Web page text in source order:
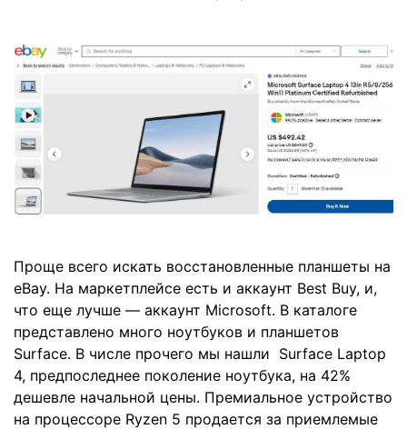
Проще всего искать восстановленные планшеты на
eBay. На маркетплейсе есть и аккаунт Best Buy, и,
что еще лучше — аккаунт Microsoft. В каталоге
представлено много ноутбуков и планшетов
Surface. В числе прочего мы нашли Surface Laptop
4, предпоследнее поколение ноутбука, на 42%
дешевле начальной цены. Премиальное устройство
на процессоре Ryzen 5 продается за приемлемые